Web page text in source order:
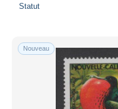
Statut
Nouveau